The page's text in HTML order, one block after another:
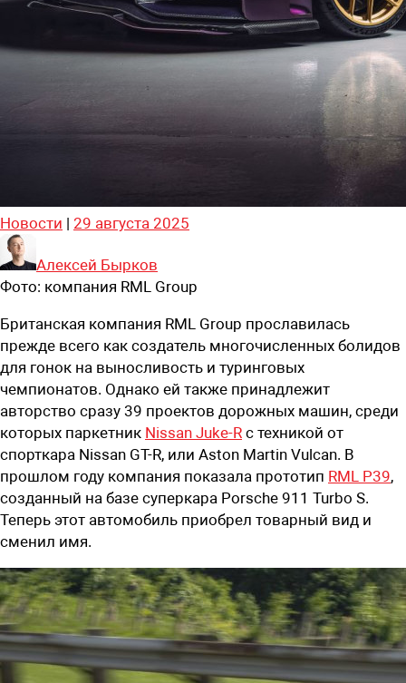
Новости | 29 августа 2025
Алексей Бырков
Фото: компания RML Group
Британская компания RML Group прославилась
прежде всего как создатель многочисленных болидов
для гонок на выносливость и туринговых
чемпионатов. Однако ей также принадлежит
авторство сразу 39 проектов дорожных машин, среди
которых паркетник Nissan Juke-R с техникой от
спорткара Nissan GT-R, или Aston Martin Vulcan. В
прошлом году компания показала прототип RML P39,
созданный на базе суперкара Porsche 911 Turbo S.
Теперь этот автомобиль приобрел товарный вид и
сменил имя.